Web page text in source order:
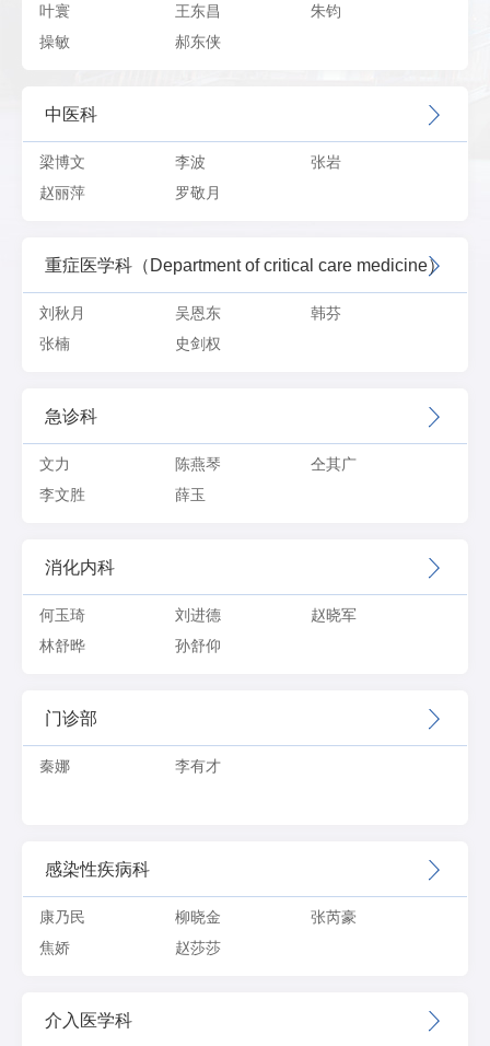
叶寰 王东昌
朱钧
操敏
郝东侠
中医科
梁博文 李波
张岩
赵丽萍
罗敬月
重症医学科（Department of critical care medicine）
刘秋月 吴恩东
韩芬
张楠
史剑权
急诊科
文力 陈燕琴
仝其广
李文胜
薛玉
消化内科
何玉琦 刘进德
赵晓军
林舒晔
孙舒仰
门诊部
秦娜 李有才
感染性疾病科
康乃民 柳晓金
张芮豪
焦娇
赵莎莎
介入医学科